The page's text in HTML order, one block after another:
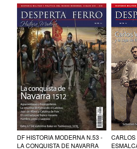
DF HISTORIA MODERNA N.53 -
LA CONQUISTA DE NAVARRA
CARLOS